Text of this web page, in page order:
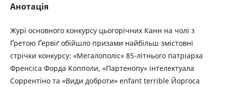
Анотація
Журі основного конкурсу цьогорічних Канн на чолі з
Ґретою Ґервіґ обійшло призами найбільш змістовні
стрічки конкурсу: «Мегалополіс» 85-літнього патріарха
Френсіса Форда Копполи, «Партенопу» інтелектуала
Соррентіно та «Види доброти» enfant terrible Йоргоса